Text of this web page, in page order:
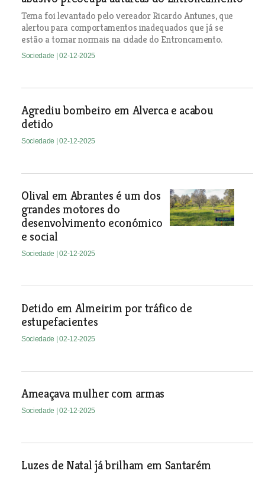
Tema foi levantado pelo vereador Ricardo Antunes, que
alertou para comportamentos inadequados que já se
estão a tornar normais na cidade do Entroncamento.
Sociedade | 02-12-2025
Agrediu bombeiro em Alverca e acabou
detido
Sociedade | 02-12-2025
Olival em Abrantes é um dos
grandes motores do
desenvolvimento económico
e social
Sociedade | 02-12-2025
Detido em Almeirim por tráfico de
estupefacientes
Sociedade | 02-12-2025
Ameaçava mulher com armas
Sociedade | 02-12-2025
Luzes de Natal já brilham em Santarém